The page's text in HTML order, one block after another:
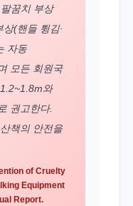
꿈치 부상
(핸들 튕김·
자동
모든 회원국
와
권고한다.
책의 안전을
of Cruelty
Equipment
Report.